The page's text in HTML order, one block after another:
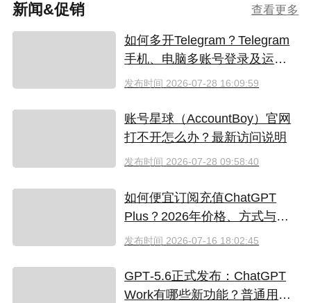
新闻&促销 查看更多
如何多开Telegram？Telegram
手机、电脑多账号登录及运营
指南
发布时间 2026-07-28 16:09:59
账号星球（AccountBoy）官网
打不开怎么办？最新访问说明
发布时间 2026-07-28 09:58:40
如何便宜订阅充值ChatGPT
Plus？2026年价格、方式与避
坑指南
发布时间 2026-07-16 18:02:45
GPT‑5.6正式发布：ChatGPT
Work有哪些新功能？普通用户